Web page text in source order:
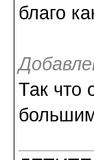
благо
Так что